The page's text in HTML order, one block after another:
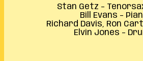
Stan Getz –
Bill Evans –
Richard Davis, Ron
Elvin Jones –